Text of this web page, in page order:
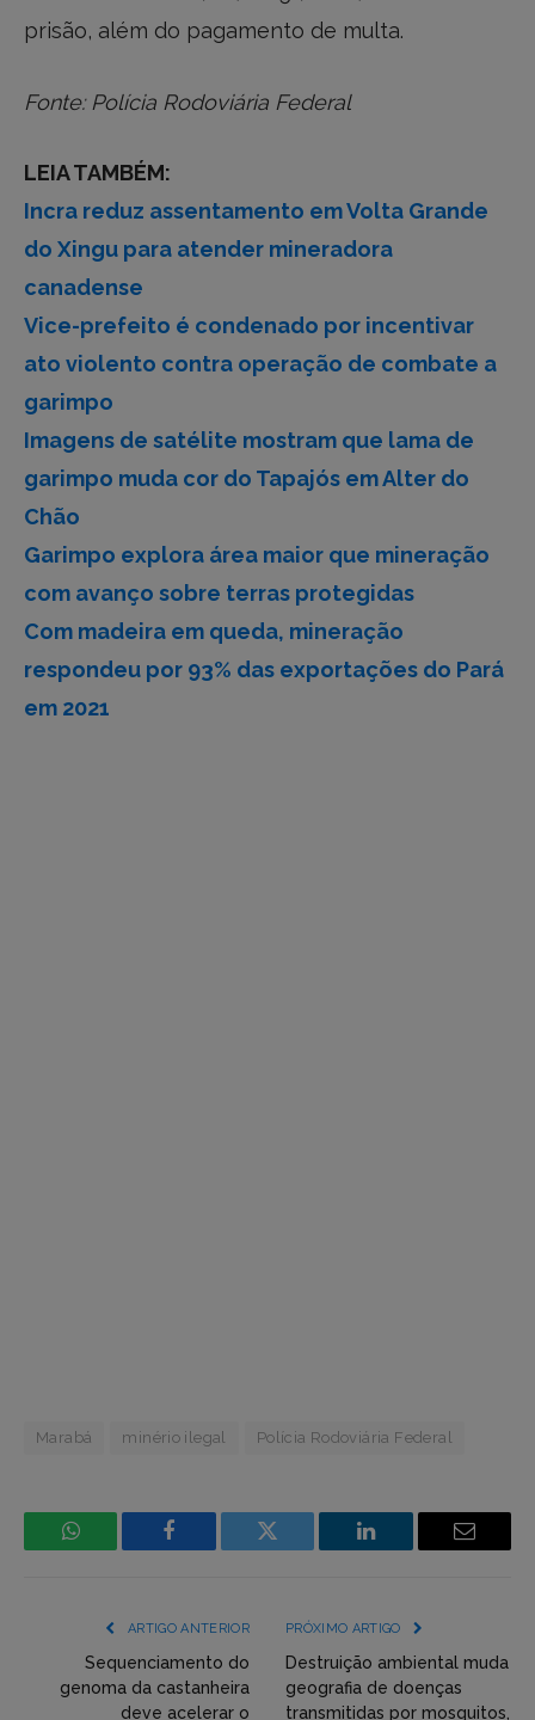
prisão, além do pagamento de multa.
Fonte: Polícia Rodoviária Federal
LEIA TAMBÉM:
Incra reduz assentamento em Volta Grande
do Xingu para atender mineradora
canadense
Vice-prefeito é condenado por incentivar
ato violento contra operação de combate a
garimpo
Imagens de satélite mostram que lama de
garimpo muda cor do Tapajós em Alter do
Chão
Garimpo explora área maior que mineração
com avanço sobre terras protegidas
Com madeira em queda, mineração
respondeu por 93% das exportações do Pará
em 2021
Marabá minério ilegal Polícia Rodoviária Federal
WhatsApp Facebook
Incorpore
(YouTube,
Twitter,
Flickr
LinkedIn Email
ARTIGO ANTERIOR
Sequenciamento do
genoma da castanheira
deve acelerar o
PRÓXIMO ARTIGO
Destruição ambiental muda
geografia de doenças
transmitidas por mosquitos,